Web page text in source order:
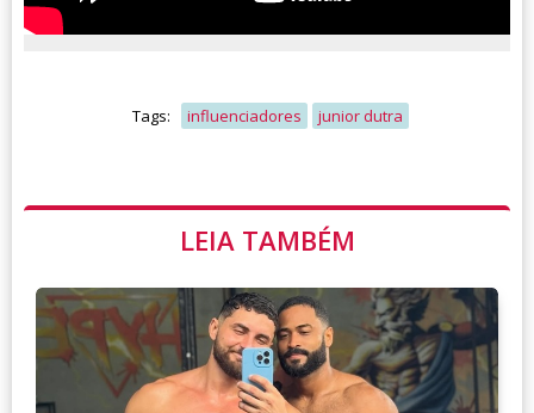
Tags: influenciadores junior dutra
LEIA TAMBÉM